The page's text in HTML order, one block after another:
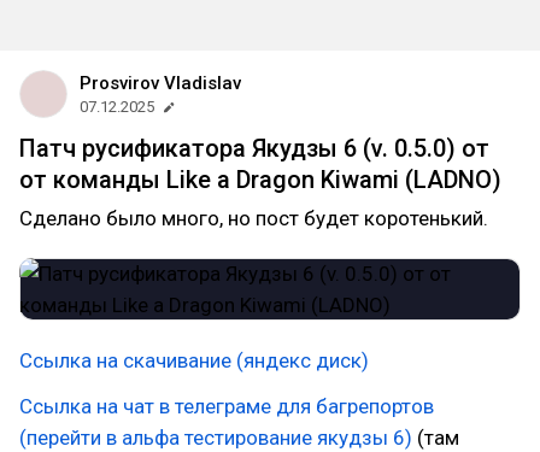
Prosvirov Vladislav
07.12.2025
Патч русификатора Якудзы 6 (v. 0.5.0) от
от команды Like a Dragon Kiwami (LADNO)
Сделано было много, но пост будет коротенький.
Ссылка на скачивание (яндекс диск)
Ссылка на чат в телеграме для багрепортов
(перейти в альфа тестирование якудзы 6) (там